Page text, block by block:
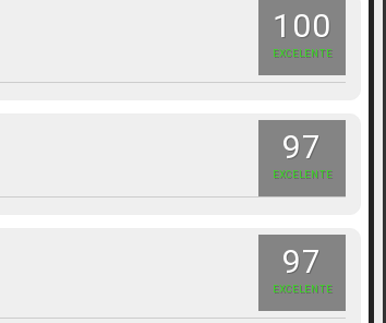
100
EXCELENTE
97
EXCELENTE
97
EXCELENTE